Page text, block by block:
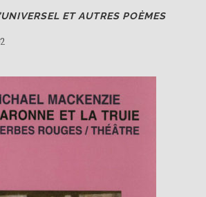
ET AUTRES POÈMES